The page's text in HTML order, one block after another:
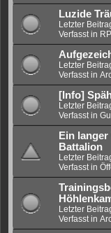
Luzide
Letzter
Verfasst in
Letzter
Verfasst in
[Info]
Letzter
Verfasst in
Ein
Battalion
Letzter
Verfasst in
Letzter
Verfasst in